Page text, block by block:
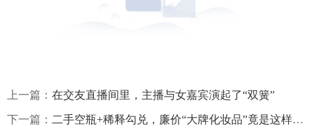
上一篇： 在交友直播间里，主播与女嘉宾演起了“双簧”
下一篇： 二手空瓶+稀释勾兑，廉价“大牌化妆品”竟是这样制造的